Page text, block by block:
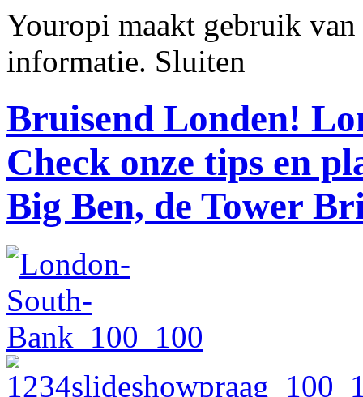
Youropi maakt gebruik
informatie. Sluiten
Bruisend Londen!
Check onze tips en
Big Ben, de Tower